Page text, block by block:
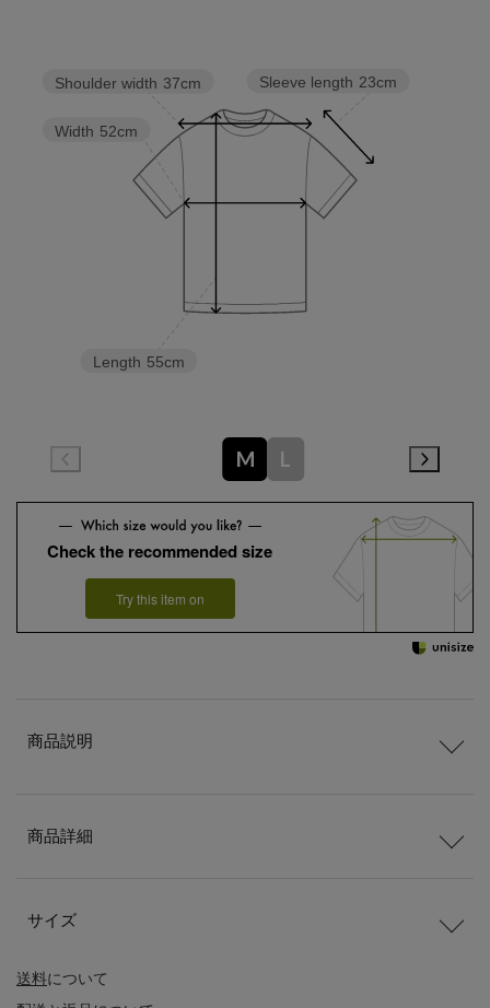
Sleeve length 23cm
Length 55cm
Width 52cm
Shoulder width 37cm
M L
Check the recommended size
Try this item on
送料について
商品説明
商品詳細
サイズ